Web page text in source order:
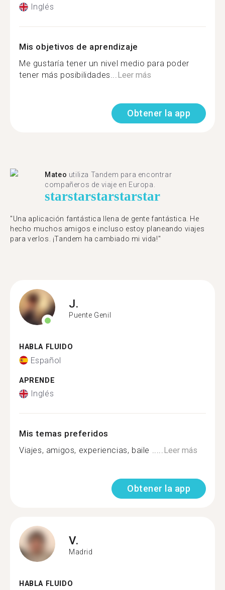
Inglés
Mis objetivos de aprendizaje
Me gustaría tener un nivel medio para poder
tener más posibilidades...Leer más
Obtener la app
Mateo utiliza Tandem para encontrar
compañeros de viaje en Europa.
starstarstarstarstar
"Una aplicación fantástica llena de gente fantástica. He
hecho muchos amigos e incluso estoy planeando viajes
para verlos. ¡Tandem ha cambiado mi vida!"
J.
Puente Genil
HABLA FLUIDO
Español
APRENDE
Inglés
Mis temas preferidos
Viajes, amigos, experiencias, baile .....Leer más
Obtener la app
V.
Madrid
HABLA FLUIDO